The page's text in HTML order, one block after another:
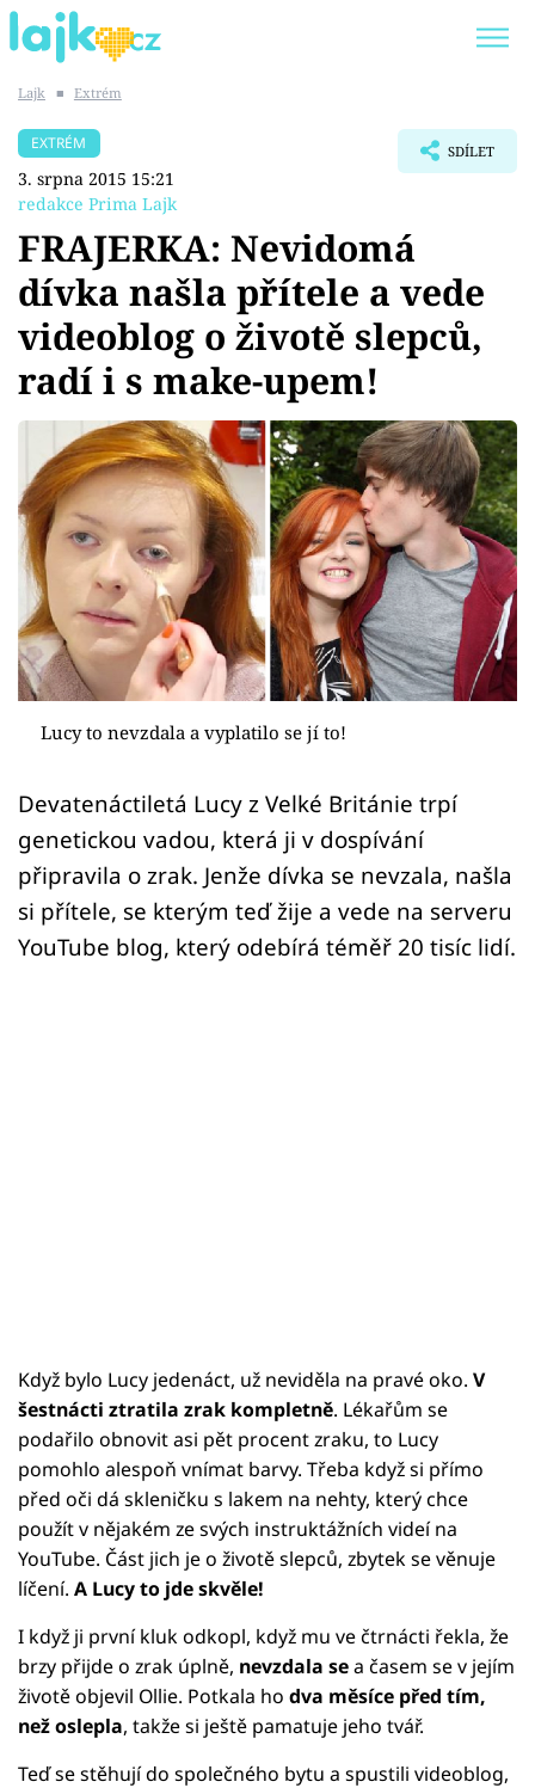
SHOPAHOLICADEL
Témata
Showbyznys
Youtubeři
Virály
Sex a vztahy
Videa
Sledujte prima+
Přihlášení
Sledujte nás
Lajk ■ Extrém
EXTRÉM
3. srpna 2015 15:21
redakce Prima Lajk
SDÍLET
FRAJERKA: Nevidomá
dívka našla přítele a vede
videoblog o životě slepců,
radí i s make-upem!
Lucy to nevzdala a vyplatilo se jí to!
Devatenáctiletá Lucy z Velké Británie trpí
genetickou vadou, která ji v dospívání
připravila o zrak. Jenže dívka se nevzala, našla
si přítele, se kterým teď žije a vede na serveru
YouTube blog, který odebírá téměř 20 tisíc lidí.
Když bylo Lucy jedenáct, už neviděla na pravé oko. V
šestnácti ztratila zrak kompletně. Lékařům se
podařilo obnovit asi pět procent zraku, to Lucy
pomohlo alespoň vnímat barvy. Třeba když si přímo
před oči dá skleničku s lakem na nehty, který chce
použít v nějakém ze svých instruktážních videí na
YouTube. Část jich je o životě slepců, zbytek se věnuje
líčení. A Lucy to jde skvěle!
I když ji první kluk odkopl, když mu ve čtrnácti řekla, že
brzy přijde o zrak úplně, nevzdala sea časem se v jejím
životě objevil Ollie. Potkala ho dva měsíce před tím,
než oslepla, takže si ještě pamatuje jeho tvář.
Teď se stěhují do společného bytu a spustili videoblog,